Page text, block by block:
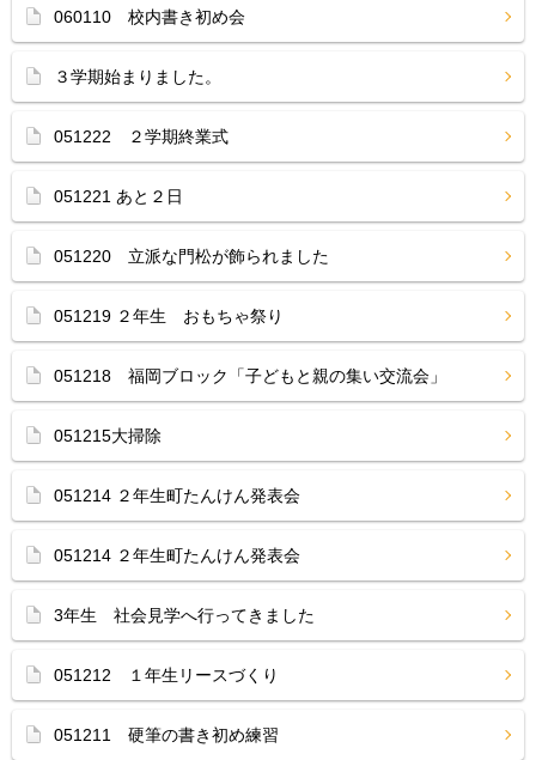
060110 校内書き初め会
３学期始まりました。
051222 ２学期終業式
051221 あと２日
051220 立派な門松が飾られました
051219 ２年生 おもちゃ祭り
051218 福岡ブロック「子どもと親の集い交流会」
051215大掃除
051214 ２年生町たんけん発表会
051214 ２年生町たんけん発表会
3年生 社会見学へ行ってきました
051212 １年生リースづくり
051211 硬筆の書き初め練習